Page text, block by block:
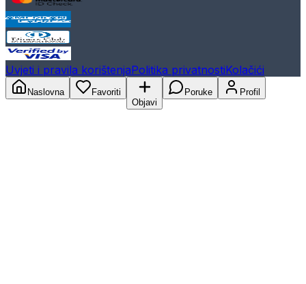
Uvjeti i pravila korištenjaPolitika privatnostiKolačići
Naslovna
Favoriti
Objavi
Poruke Profil